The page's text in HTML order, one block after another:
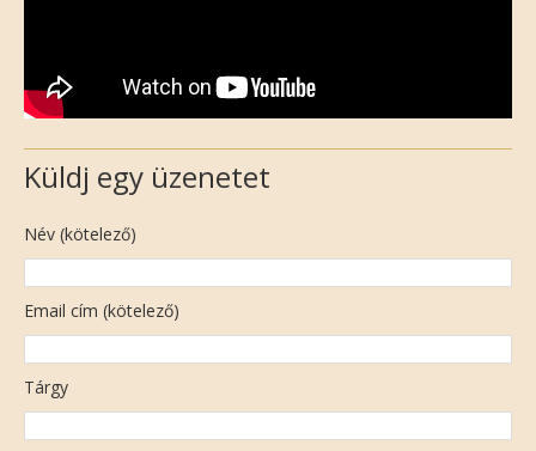
Küldj egy üzenetet
Név (kötelező)
Email cím (kötelező)
Tárgy